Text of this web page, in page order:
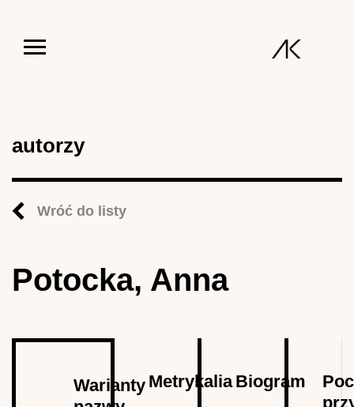
autorzy
Wróć do listy
Potocka, Anna
Warianty MetrykaliaBiogram